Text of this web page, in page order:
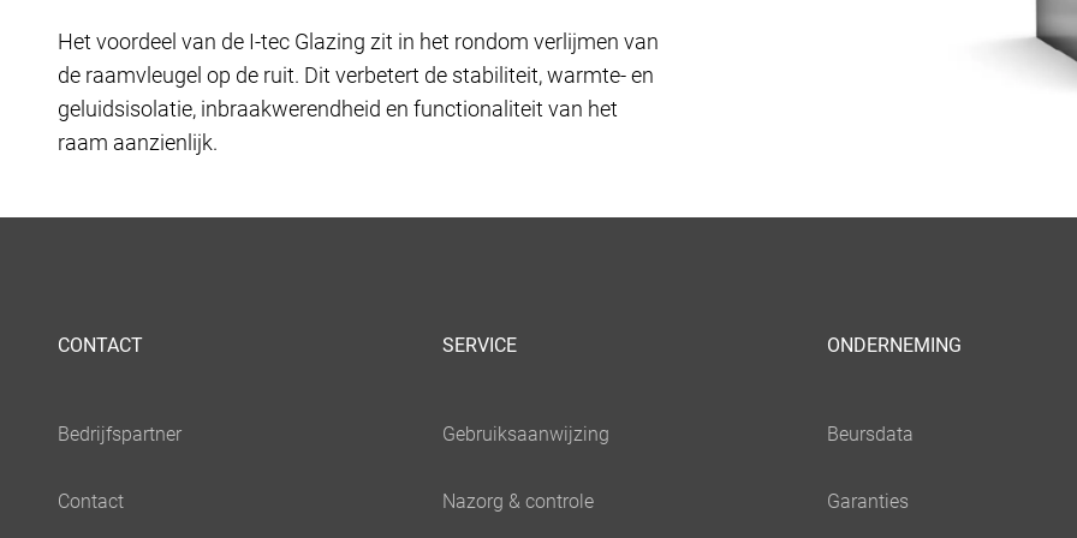
Het voordeel van de I-tec Glazing zit in het rondom verlijmen van
de raamvleugel op de ruit. Dit verbetert de stabiliteit, warmte- en
geluidsisolatie, inbraakwerendheid en functionaliteit van het
raam aanzienlijk.
CONTACT SERVICE ONDERNEMING